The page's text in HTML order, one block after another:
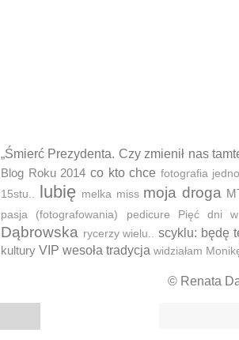
„Śmierć Prezydenta. Czy zmienił nas
Blog Roku 2014 co kto chce fotografia
15stu.. lubię melka miss moja droga
pasja (fotografowania) pedicure Pięć dni
Dąbrowska rycerzy wielu.. scyklu: będę
kultury VIP wesoła tradycja widziałam
© Renata